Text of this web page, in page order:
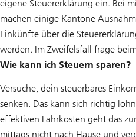
eigene Steuererklärung ein. Bei
machen einige Kantone
Einkünfte über die
werden. Im Zweifelsfall frage
Wie kann ich Steuern sparen?
Versuche, dein steuerbares
senken. Das kann sich richtig
effektiven Fahrkosten geht das
mittags nicht nach Hause und